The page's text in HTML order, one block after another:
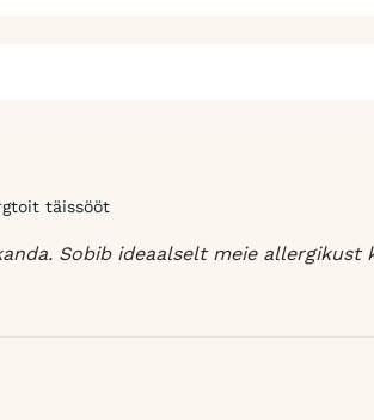
täissööt
Sobib ideaalselt meie allergikust